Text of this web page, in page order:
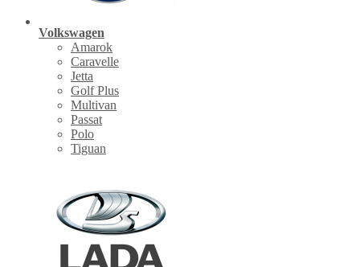
Volkswagen
Amarok
Caravelle
Jetta
Golf Plus
Multivan
Passat
Polo
Tiguan